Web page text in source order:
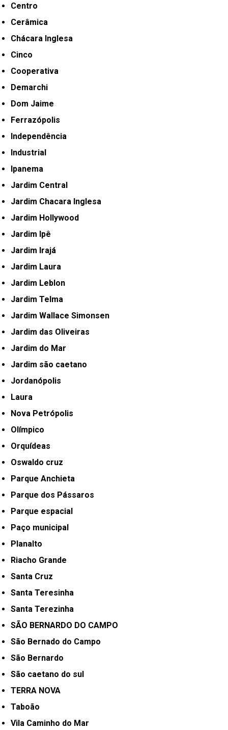
Centro
Cerâmica
Chácara Inglesa
Cinco
Cooperativa
Demarchi
Dom Jaime
Ferrazópolis
Independência
Industrial
Ipanema
Jardim Central
Jardim Chacara Inglesa
Jardim Hollywood
Jardim Ipê
Jardim Irajá
Jardim Laura
Jardim Leblon
Jardim Telma
Jardim Wallace Simonsen
Jardim das Oliveiras
Jardim do Mar
Jardim são caetano
Jordanópolis
Laura
Nova Petrópolis
Olímpico
Orquídeas
Oswaldo cruz
Parque Anchieta
Parque dos Pássaros
Parque espacial
Paço municipal
Planalto
Riacho Grande
Santa Cruz
Santa Teresinha
Santa Terezinha
SÃO BERNARDO DO CAMPO
São Bernado do Campo
São Bernardo
São caetano do sul
TERRA NOVA
Taboão
Vila Caminho do Mar